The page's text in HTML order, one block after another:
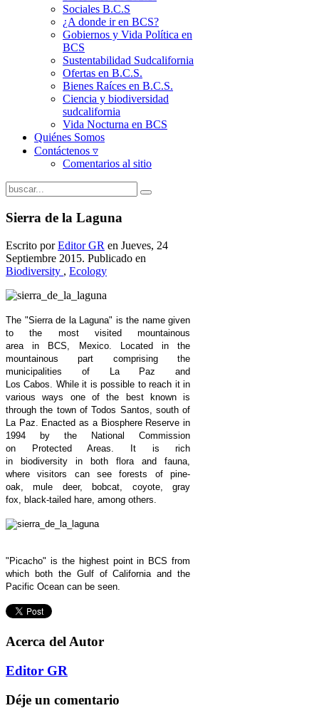
Sociales B.C.S
¿A donde ir en BCS?
Gobiernos y Vida Política en
BCS
Sustentabilidad Sudcalifornia
Ofertas en B.C.S.
Bienes Raíces en B.C.S.
Ciencia y biodiversidad
sudcalifornia
Vida Nocturna en BCS
Quiénes Somos
Contáctenos ▿
Comentarios al sitio
Sierra de la Laguna
Escrito porEditor GR en Jueves, 24
Septiembre 2015. Publicado en
Biodiversity , Ecology
The "Sierra de la Laguna" is the name given
to the most visited mountainous
area in BCS, Mexico. Located in the
mountainous part comprising the
municipalities of La Paz and
Los Cabos. While it is possible to reach it in
various ways one of the best known is
through the town of Todos Santos, south of
La Paz. Enacted as a Biosphere Reserve in
1994 by the National Commission
on Protected Areas. It is rich
in biodiversity in both flora and fauna,
where visitors can see forests of pine-
oak, mule deer, bobcat, coyote, gray
fox, black-tailed hare, among others.
"Picacho" is the highest point in BCS from
which both the Gulf of California and the
Pacific Ocean can be seen.
Acerca del Autor
Editor GR
Déje un comentario